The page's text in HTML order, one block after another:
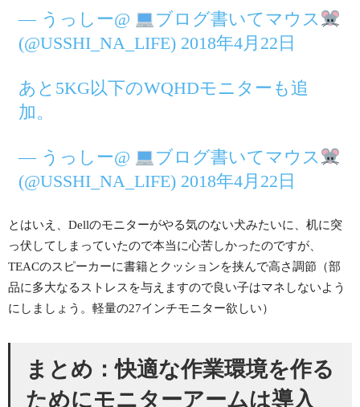
— うっしー@
ブログ書いてマウス
(@USSHI_NA_LIFE) 2018年4月22日
あと5KG以下のWQHDモニターも追
加。
— うっしー@
ブログ書いてマウス
(@USSHI_NA_LIFE) 2018年4月22日
とはいえ、Dellのモニターがやる気のない犬みたいに、机に突
っ伏してしまっていたので本当に心苦しかったのですが、
TEACのスピーカーに書籍とクッションを挟んで高さ調節（部
品に多大なるストレスを与えますので良い子はマネしないよう
にしましょう。軽量の27インチモニター欲しい）
まとめ：快適な作業環境を作る
ためにモニターアームは導入